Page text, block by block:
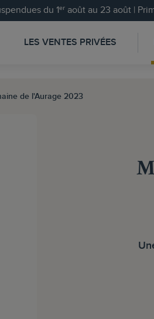
du 1ᵉʳ août au 23 août |
LES VENTES PRIVÉES
de l'Aurage 2023